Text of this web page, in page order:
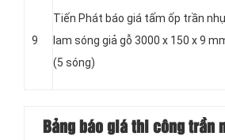
9
Tiến Phát báo giá tấm ốp trần
lam sóng giả gỗ 3000 x 150 x 9
(5 sóng)
Bảng báo giá thi công trần